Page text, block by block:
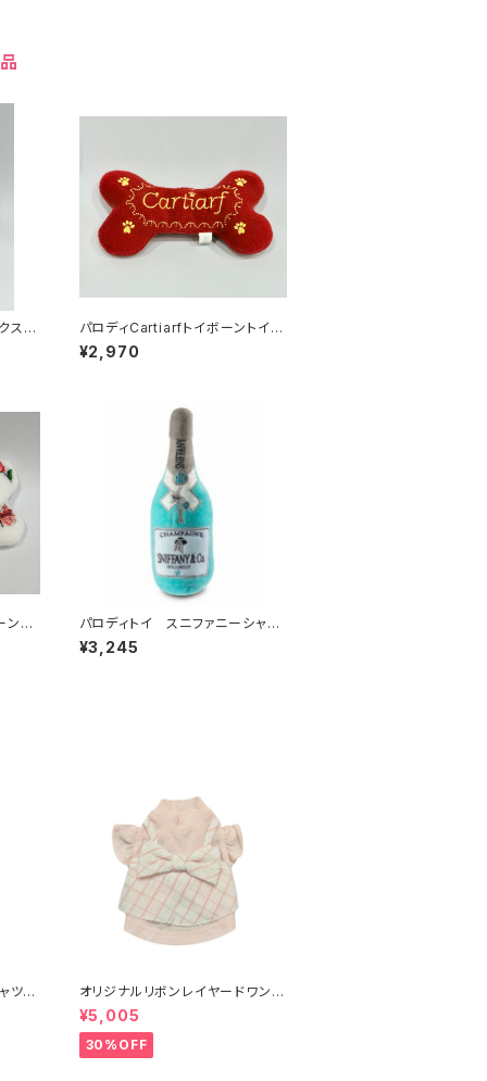
スト
パロディCartiarfトイボーントイ L
サイズ 241-204-1069
¥2,970
ント
パロディトイ スニファニーシャン
パントイ 841-115-1909
¥3,245
ツ X
オリジナルリボンレイヤードワンピ
XXS-L 8201001911～
¥5,005
30%OFF